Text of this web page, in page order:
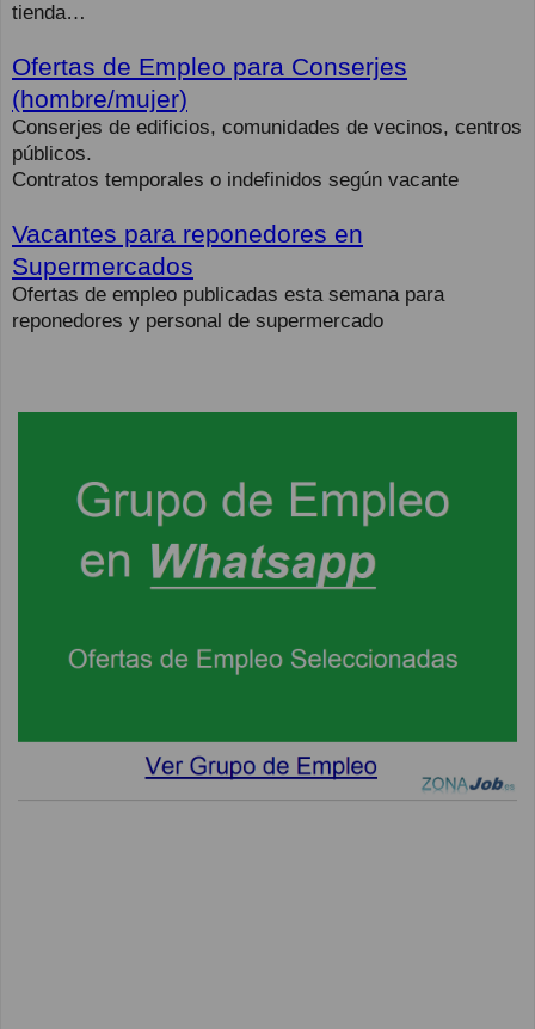
tienda…
Ofertas de Empleo para Conserjes
(hombre/mujer)
Conserjes de edificios, comunidades de vecinos, centros
públicos.
Contratos temporales o indefinidos según vacante
Vacantes para reponedores en
Supermercados
Ofertas de empleo publicadas esta semana para
reponedores y personal de supermercado